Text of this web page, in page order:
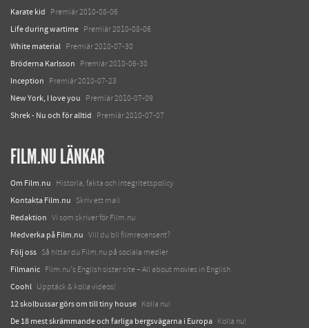
Karate kid Premiär 2010-08-06
Life during wartime Premiär 2010-08-06
White material Premiär 2010-07-30
Bröderna Karlsson Premiär 2010-06-30
Inception Premiär 2010-07-23
New York, I love you Premiär 2010-07-09
Shrek - Nu och för alltid Premiär 2010-07-07
FILM.NU LÄNKAR
Om Film.nu Historia, fakta och integritetspolicy
Kontakta Film.nu Skriv ett mail
Redaktion Vi som skriver för Film.nu
Medverka på Film.nu Vill du bli filmrecensent?
Följ oss Så hittar du Film.nu på sociala medier
Filmanic Film.nu's English sister site – All about movies in English
Coohl Upptäck & kolla videos!
12 skolbussar görs om till tiny house Kolla nu!
De 18 mest skrämmande och farliga bergsvägarna i Europa Kolla nu!